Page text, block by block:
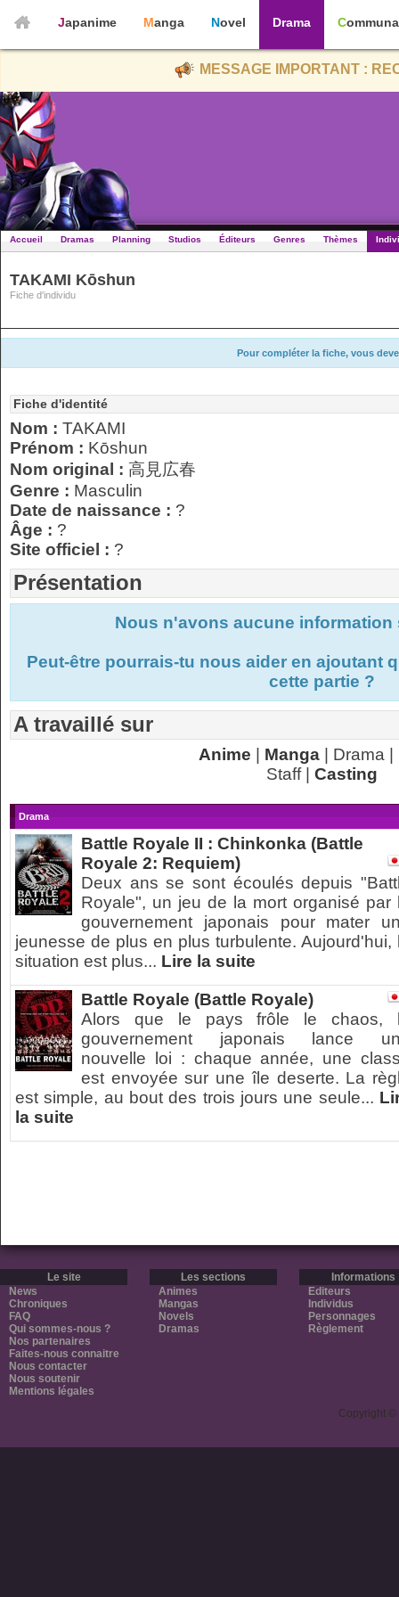
Japanime Manga Novel Drama
MESSAGE IMPORTANT :
Accueil Dramas Planning Studios Éditeurs Genres Thèmes
TAKAMI Kōshun
Fiche d'individu
Pour compléter la fiche, vous
Fiche d'identité
Nom : TAKAMI
Prénom : Kōshun
Nom original : 高見広春
Genre : Masculin
Date de naissance : ?
Âge : ?
Site officiel : ?
Présentation
Nous n'avons aucune
Peut-être pourrais-tu nous aider en ajoutant
cette partie ?
A travaillé sur
Anime Manga| Drama |
Staff | Casting
Drama
Battle Royale II : Chinkonka (Battle
Royale 2: Requiem)
Deux ans se sont écoulés depuis
Royale", un jeu de la mort organisé par
gouvernement japonais pour mater
jeunesse de plus en plus turbulente. Aujourd'hui,
situation est plus... Lire la suite
Battle Royale (Battle Royale)
Alors que le pays frôle le chaos,
gouvernement japonais lance
nouvelle loi : chaque année, une
est envoyée sur une île deserte. La
est simple, au bout des trois jours une seule...
la suite
Le site
News
Chroniques
FAQ
Qui sommes-nous ?
Nos partenaires
Faites-nous connaitre
Nous contacter
Nous soutenir
Mentions légales
Les sections
Animes
Mangas
Novels
Dramas
Informations
Editeurs
Individus
Personnages
Règlement
Copyright ©